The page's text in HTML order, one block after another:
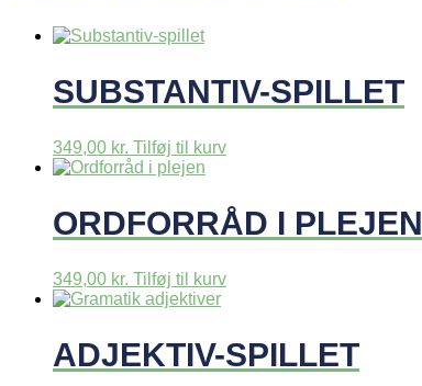
SUBSTANTIV-SPILLET
349,00 kr. Tilføj til kurv
ORDFORRÅD I PLEJEN
349,00 kr. Tilføj til kurv
ADJEKTIV-SPILLET